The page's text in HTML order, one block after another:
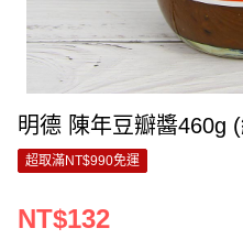
明德 陳年豆瓣醬460g
超取滿NT$990免運
NT$132